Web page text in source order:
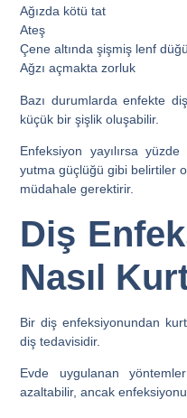
Ağızda kötü tat
Ateş
Çene altında şişmiş lenf
Ağzı açmakta zorluk
Bazı durumlarda enfekte
küçük bir şişlik oluşabilir.
Enfeksiyon yayılırsa
yutma güçlüğü gibi belirtiler
müdahale gerektirir.
Diş
Nasıl
Bir diş enfeksiyonundan
diş tedavisidir.
Evde uygulanan
azaltabilir, ancak